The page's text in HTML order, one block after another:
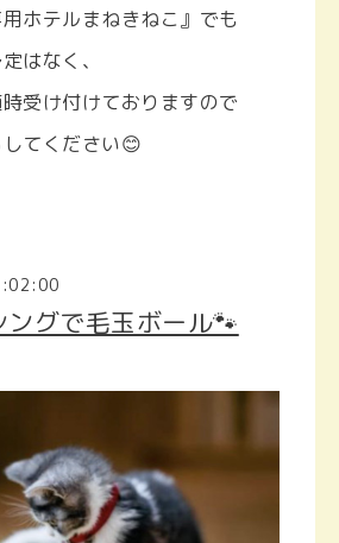
ホテルまねきねこ』でも
はなく、
受け付けておりますので
てください😊
ングで毛玉ボール🐾